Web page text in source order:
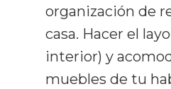
organización de
casa. Hacer el
interior) y
muebles de tu